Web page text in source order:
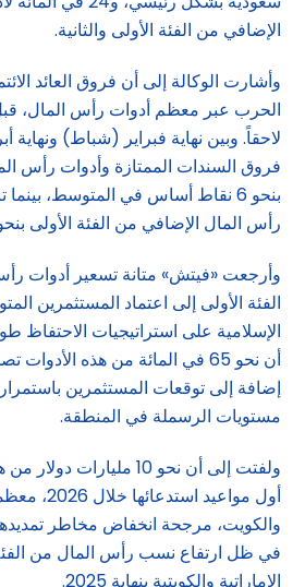
الإضافي من الفئة الأولى والثانية.
وأشارت الوكالة إلى أن فروق العائد
الحرب عبر معظم أدوات رأس المال،
لاحقاً. وبين نهاية فبراير (شباط) ونهاية
فروق السندات الممتازة وأدوات رأس
بنحو 6 نقاط أساس في المتوسط،
رأس المال الإضافي من الفئة الأولى بنحو 12 نقطة
وأرجعت «فيتش» متانة تسعير أدوات
الفئة الأولى إلى اعتماد المستثمرين
الإسلامية على استراتيجيات الاحتفاظ
أن نحو 65 في المائة من هذه
إضافة إلى توقعات المستثمرين
مستويات الرسملة في المنطقة.
ولفتت إلى أن نحو 10
أول مواعيد
والكويت، مرجحة انخفاض مخاطر
في ظل ارتفاع نسب رأس المال من الفئة
الإماراتية والكويتية بنهاية 2025.